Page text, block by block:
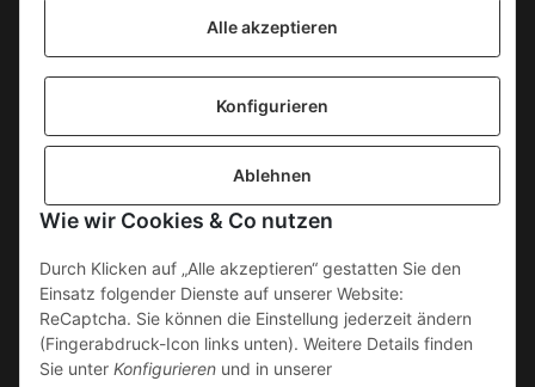
Alle akzeptieren
Konfigurieren
Ablehnen
Wie wir Cookies & Co nutzen
Durch Klicken auf „Alle akzeptieren“ gestatten Sie den
Einsatz folgender Dienste auf unserer Website:
ReCaptcha. Sie können die Einstellung jederzeit ändern
(Fingerabdruck-Icon links unten). Weitere Details finden
Sie unter Konfigurieren und in unserer
SICHERE ZAHLUNGSWEISEN
Gesetzliche Informationen